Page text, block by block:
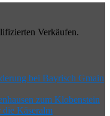
Verkäufen.
bei Bayrisch Gmain
zum Klobenstein
die Käseralm